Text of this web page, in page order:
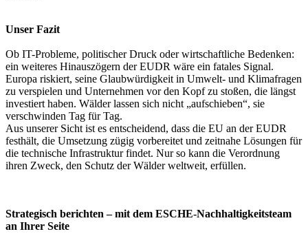
Unser Fazit
Ob IT-Probleme, politischer Druck oder wirtschaftliche Bedenken:
ein weiteres Hinauszögern der EUDR wäre ein fatales Signal.
Europa riskiert, seine Glaubwürdigkeit in Umwelt- und Klimafragen
zu verspielen und Unternehmen vor den Kopf zu stoßen, die längst
investiert haben. Wälder lassen sich nicht „aufschieben“, sie
verschwinden Tag für Tag.
Aus unserer Sicht ist es entscheidend, dass die EU an der EUDR
festhält, die Umsetzung zügig vorbereitet und zeitnahe Lösungen für
die technische Infrastruktur findet. Nur so kann die Verordnung
ihren Zweck, den Schutz der Wälder weltweit, erfüllen.
Strategisch berichten – mit dem ESCHE-Nachhaltigkeitsteam
an Ihrer Seite